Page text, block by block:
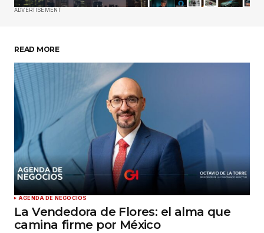
Enviar comentario
ADVERTISEMENT
READ MORE
AGENDA DE NEGOCIOS
La Vendedora de Flores: el alma que
camina firme por México